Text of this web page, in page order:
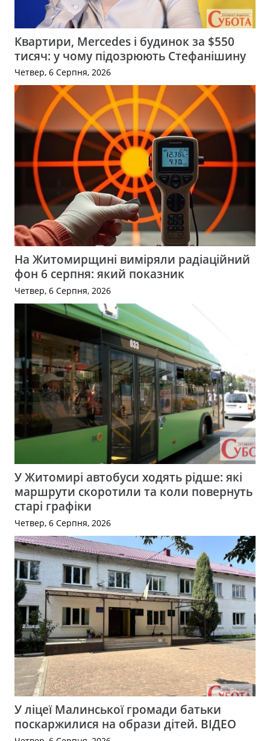
Квартири, Mercedes і будинок за $550
тисяч: у чому підозрюють Стефанішину
Четвер, 6 Серпня, 2026
На Житомирщині виміряли радіаційний
фон 6 серпня: який показник
Четвер, 6 Серпня, 2026
У Житомирі автобуси ходять рідше: які
маршрути скоротили та коли повернуть
старі графіки
Четвер, 6 Серпня, 2026
У ліцеї Малинської громади батьки
поскаржилися на образи дітей. ВІДЕО